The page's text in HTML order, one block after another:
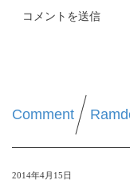
Comment
2014年4月15日